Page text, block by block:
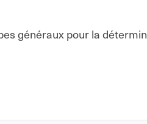
généraux pour la